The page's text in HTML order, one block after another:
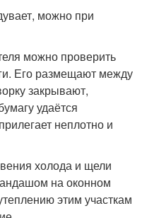
можно при
можно проверить
Его размещают между
закрывают,
удаётся
неплотно и
холода и щели
на оконном
этим участкам